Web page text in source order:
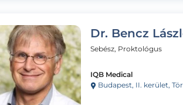
Dr. Bencz
Sebész, Proktológus
IQB Medical
Budapest, II. kerület,